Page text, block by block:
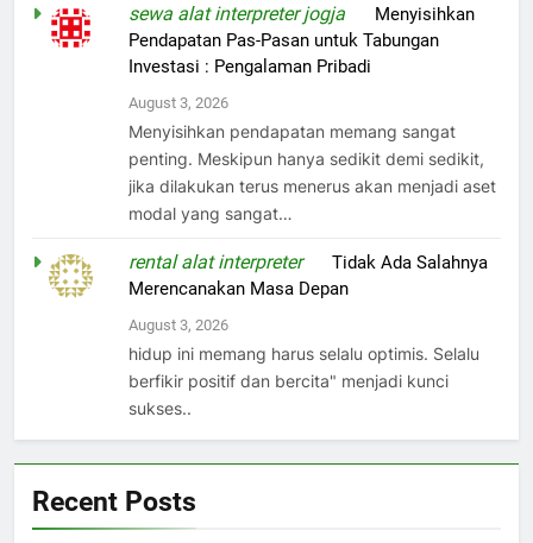
sewa alat interpreter jogja
Menyisihkan
Pendapatan Pas-Pasan untuk Tabungan
Investasi : Pengalaman Pribadi
August 3, 2026
Menyisihkan pendapatan memang sangat
penting. Meskipun hanya sedikit demi sedikit,
jika dilakukan terus menerus akan menjadi aset
modal yang sangat…
rental alat interpreteronTidak Ada Salahnya
Merencanakan Masa Depan
August 3, 2026
hidup ini memang harus selalu optimis. Selalu
berfikir positif dan bercita" menjadi kunci
sukses..
Recent Posts